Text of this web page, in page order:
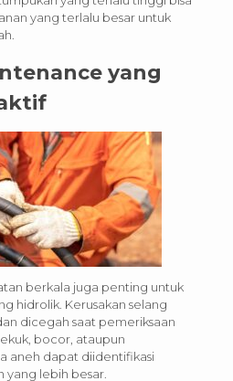
yang terlalu besar untuk
yang
berkala juga penting untuk
hidrolik. Kerusakan selang
dicegah saat pemeriksaan
bocor, ataupun
aneh dapat diidentifikasi
yang lebih besar.